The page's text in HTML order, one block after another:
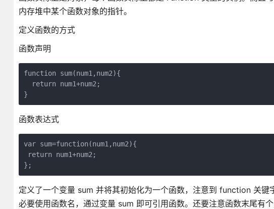
内存堆中某个函数对象的指针。
定义函数的方式
函数声明
function sum(num1,num2){
  return num1+num2;
}
函数表达式
var sum=function(num1,num2){
return num1+num2;
};
定义了一个变量 sum 并将其初始化为一个函数，注意到 function 关
必要使用函数名，通过变量 sum 即可引用函数。还要注意函数末尾有